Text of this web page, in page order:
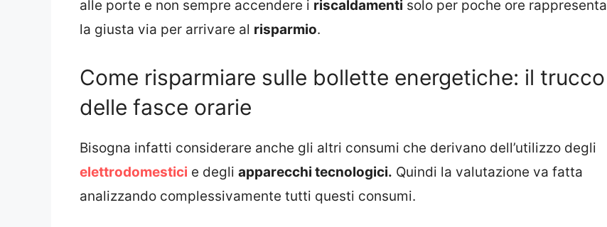
alle porte e non sempre accendere i riscaldamenti solo per poche ore rappresenta
la giusta via per arrivare al risparmio.
Come risparmiare sulle bollette energetiche: il trucco
delle fasce orarie
Bisogna infatti considerare anche gli altri consumi che derivano dell’utilizzo degli
elettrodomestici e degli apparecchi tecnologici. Quindi la valutazione va fatta
analizzando complessivamente tutti questi consumi.